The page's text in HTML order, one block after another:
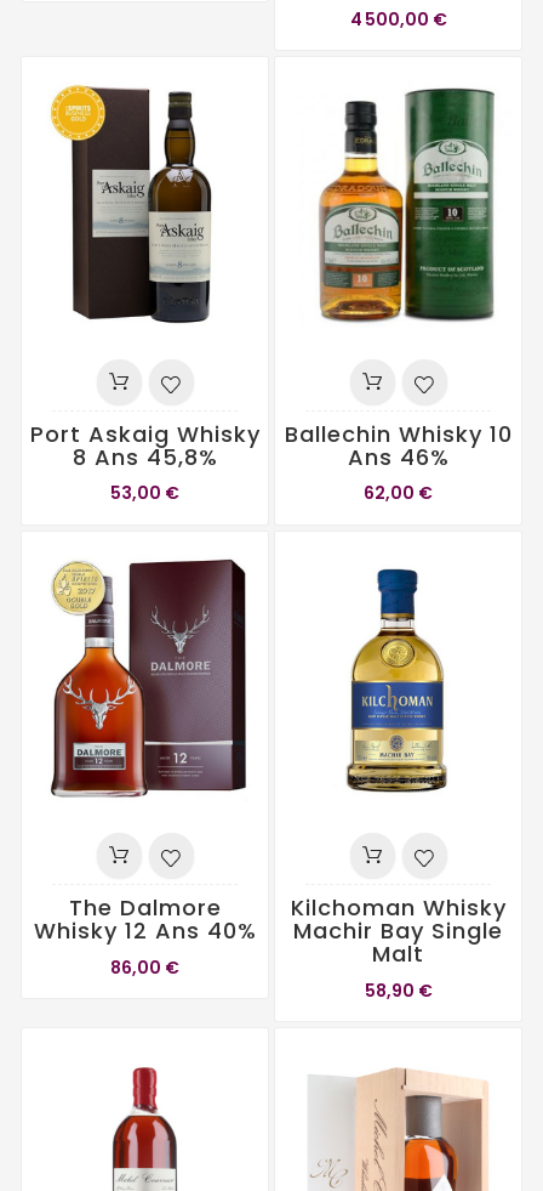
4 500,00 €
Port Askaig Whisky
8 Ans 45,8%
53,00 €
Ballechin Whisky 10
Ans 46%
62,00 €
The Dalmore
Whisky 12 Ans 40%
86,00 €
Kilchoman Whisky
Machir Bay Single
Malt
58,90 €